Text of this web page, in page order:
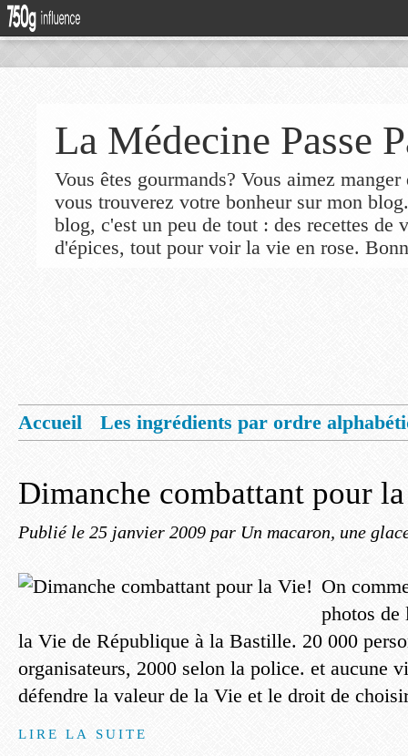
La Médecine Passe
Vous êtes gourmands? Vous aimez
vous trouverez votre bonheur sur mon
blog, c'est un peu de tout : des recettes de
d'épices, tout pour voir la vie en rose.
Accueil
Les ingrédients par ordre
Dimanche combattant pour
Publié le 25 janvier 2009 par Un macaron, une
On
photos de
la Vie de République à la Bastille. 20 000
organisateurs, 2000 selon la police. et aucune
défendre la valeur de la Vie et le droit de
LIRE LA SUITE